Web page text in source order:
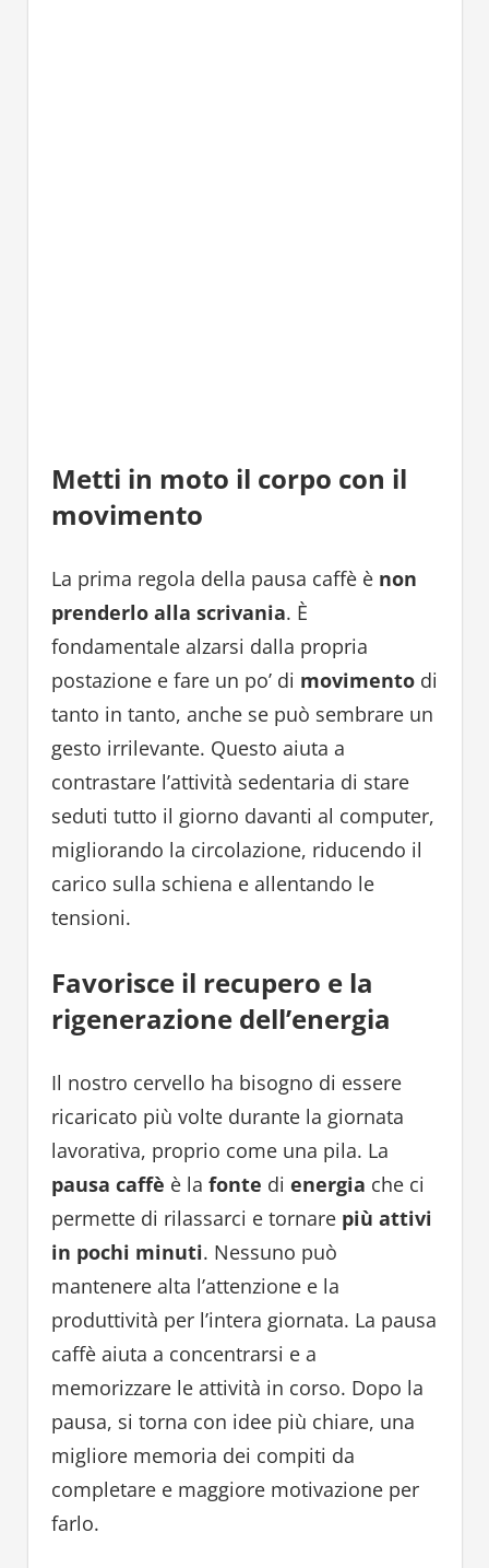
Metti in moto il corpo con il
movimento
La prima regola della pausa caffè è non
prenderlo alla scrivania. È
fondamentale alzarsi dalla propria
postazione e fare un po’ di movimentodi
tanto in tanto, anche se può sembrare un
gesto irrilevante. Questo aiuta a
contrastare l’attività sedentaria di stare
seduti tutto il giorno davanti al computer,
migliorando la circolazione, riducendo il
carico sulla schiena e allentando le
tensioni.
Favorisce il recupero e la
rigenerazione dell’energia
Il nostro cervello ha bisogno di essere
ricaricato più volte durante la giornata
lavorativa, proprio come una pila. La
pausa caffè è la fonte di energia che ci
permette di rilassarci e tornare più attivi
in pochi minuti. Nessuno può
mantenere alta l’attenzione e la
produttività per l’intera giornata. La pausa
caffè aiuta a concentrarsi e a
memorizzare le attività in corso. Dopo la
pausa, si torna con idee più chiare, una
migliore memoria dei compiti da
completare e maggiore motivazione per
farlo.